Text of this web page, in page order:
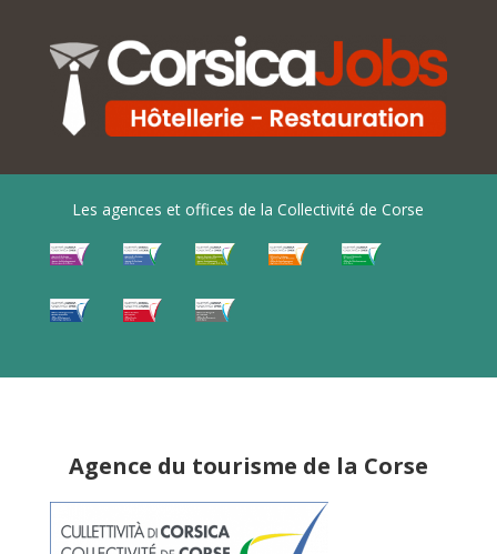
Les agences et offices de la Collectivité de Corse
Agence du tourisme de la Corse